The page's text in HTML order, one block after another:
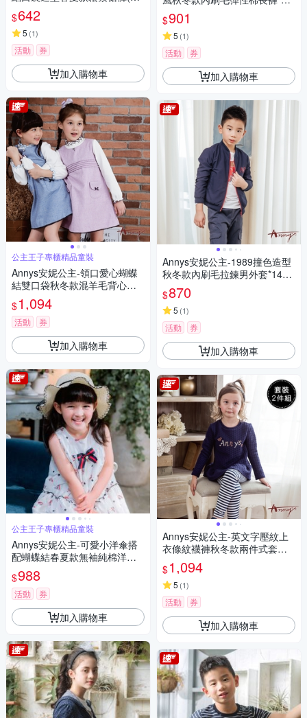
66黑色)
$642
5 (1)
活動 券
加入購物車
公主王子專櫃精品童裝
Annys安妮公主-領口愛心蝴蝶
結雙口袋秋冬款混羊毛背心裙*
9618紫色
$1,094
活動 券
加入購物車
公主王子專櫃精品童裝
Annys安妮公主-可愛小洋傘搭
配蝴蝶結春夏款無袖純棉洋裝
(3161藍色)
$988
活動 券
加入購物車
97黑色
$901
5 (1)
活動 券
加入購物車
Annys安妮公主-1989撞色造型
秋冬款內刷毛拉鍊男外套*1499
藍色
$870
5 (1)
活動 券
加入購物車
Annys安妮公主-英文字壓紋上
衣條紋襪褲秋冬款兩件式套裝*
0649藍色
$1,094
5 (1)
活動 券
加入購物車